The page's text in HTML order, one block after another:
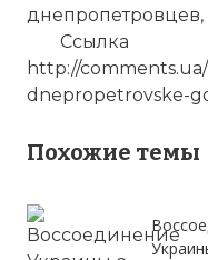
днепропетровцев,
Ссылка
http://
dnepropetrovske-
Похожие темы